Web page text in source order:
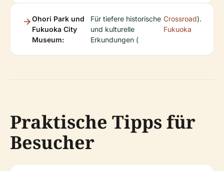
Ohori Park und
Fukuoka City
Museum:
Für tiefere historische
und kulturelle
Erkundungen (
Crossroad
Fukuoka
).
Praktische Tipps für
Besucher